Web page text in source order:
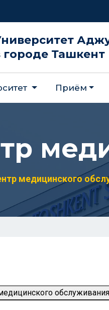
городе Ташкент
Приём
медицинского
обслуживания